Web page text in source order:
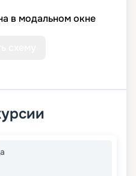
в модальном окне